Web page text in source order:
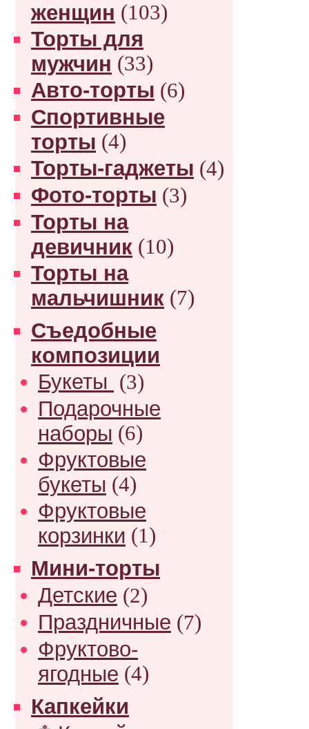
женщин (103)
Торты для
мужчин (33)
Авто-торты (6)
Спортивные
торты (4)
Торты-гаджеты (4)
Фото-торты (3)
Торты на
девичник (10)
Торты на
мальчишник (7)
Съедобные
композиции
Букеты (3)
Подарочные
наборы (6)
Фруктовые
букеты (4)
Фруктовые
корзинки (1)
Мини-торты
Детские (2)
Праздничные (7)
Фруктово-
ягодные (4)
Капкейки